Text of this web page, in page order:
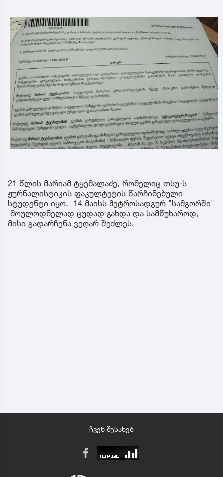
21 წლის მარიამ ტყემალაძე, რომელიც თსუ-ს
ჟურნალისტიკის ფაკულტეტის წარჩინებული
სტუდენტი იყო, 14 მაისს მეტროსადგურ "სამგორში"
მოულოდნელად ცუდად გახდა და სამწუხაროდ,
მისი გადარჩენა ვეღარ შეძლეს.
ჩვენ შესახებ